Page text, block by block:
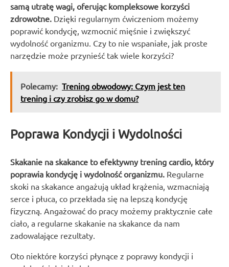
samą utratę wagi, oferując kompleksowe korzyści
zdrowotne. Dzięki regularnym ćwiczeniom możemy
poprawić kondycję, wzmocnić mięśnie i zwiększyć
wydolność organizmu. Czy to nie wspaniałe, jak proste
narzędzie może przynieść tak wiele korzyści?
Polecamy: Trening obwodowy: Czym jest ten
trening i czy zrobisz go w domu?
Poprawa Kondycji i Wydolności
Skakanie na skakance to efektywny trening cardio, który
poprawia kondycję i wydolność organizmu. Regularne
skoki na skakance angażują układ krążenia, wzmacniają
serce i płuca, co przekłada się na lepszą kondycję
fizyczną. Angażować do pracy możemy praktycznie całe
ciało, a regularne skakanie na skakance da nam
zadowalające rezultaty.
Oto niektóre korzyści płynące z poprawy kondycji i